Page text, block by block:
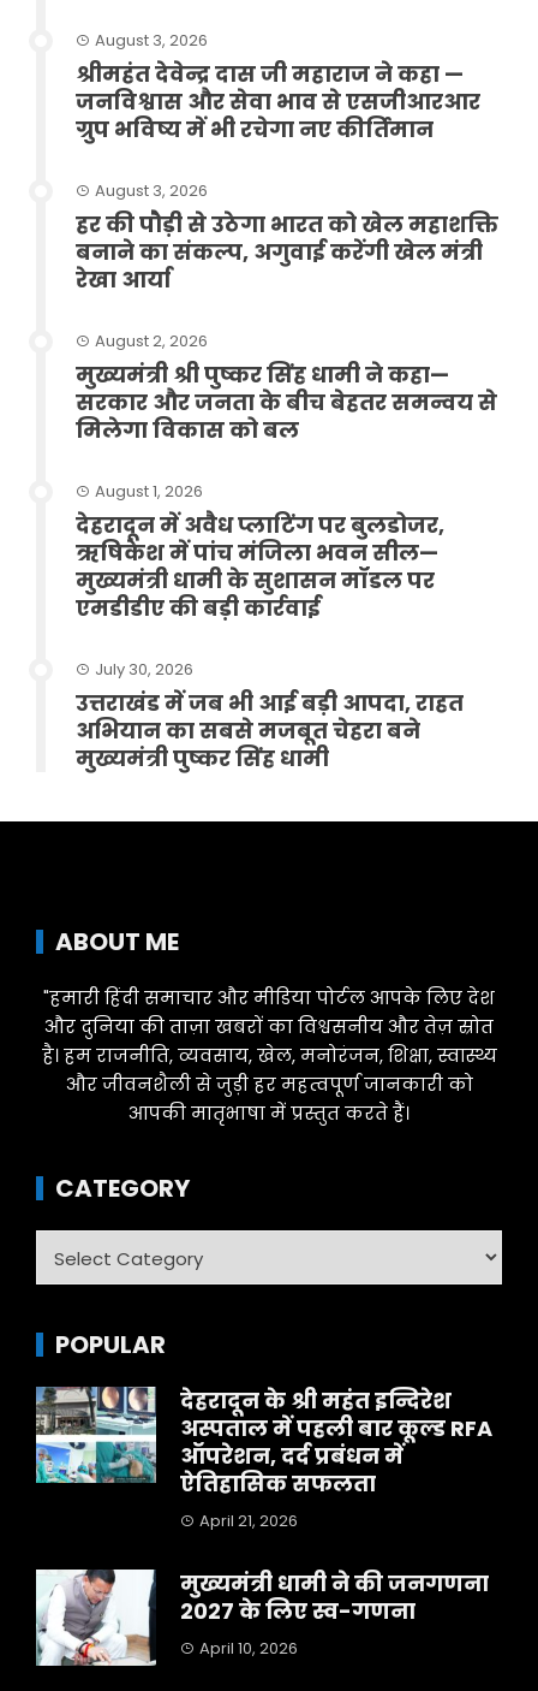
August 3, 2026
श्रीमहंत देवेन्द्र दास जी महाराज ने कहा —
जनविश्वास और सेवा भाव से एसजीआरआर
ग्रुप भविष्य में भी रचेगा नए कीर्तिमान
August 3, 2026
हर की पौड़ी से उठेगा भारत को खेल महाशक्ति
बनाने का संकल्प, अगुवाई करेंगी खेल मंत्री
रेखा आर्या
August 2, 2026
मुख्यमंत्री श्री पुष्कर सिंह धामी ने कहा—
सरकार और जनता के बीच बेहतर समन्वय से
मिलेगा विकास को बल
August 1, 2026
देहरादून में अवैध प्लाटिंग पर बुलडोजर,
ऋषिकेश में पांच मंजिला भवन सील—
मुख्यमंत्री धामी के सुशासन मॉडल पर
एमडीडीए की बड़ी कार्रवाई
July 30, 2026
उत्तराखंड में जब भी आई बड़ी आपदा, राहत
अभियान का सबसे मजबूत चेहरा बने
मुख्यमंत्री पुष्कर सिंह धामी
ABOUT ME
"हमारी हिंदी समाचार और मीडिया पोर्टल आपके लिए देश
और दुनिया की ताज़ा खबरों का विश्वसनीय और तेज़ स्रोत
है। हम राजनीति, व्यवसाय, खेल, मनोरंजन, शिक्षा, स्वास्थ्य
और जीवनशैली से जुड़ी हर महत्वपूर्ण जानकारी को
आपकी मातृभाषा में प्रस्तुत करते हैं।
CATEGORY
POPULAR
देहरादून के श्री महंत इन्दिरेश
अस्पताल में पहली बार कूल्ड RFA
ऑपरेशन, दर्द प्रबंधन में
ऐतिहासिक सफलता
April 21, 2026
मुख्यमंत्री धामी ने की जनगणना
2027 के लिए स्व-गणना
April 10, 2026